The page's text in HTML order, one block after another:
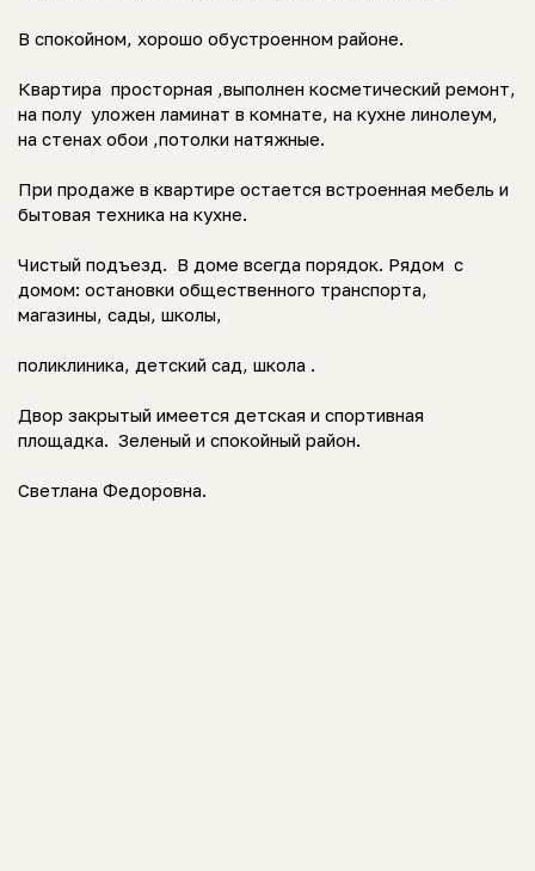
В спокойном, хорошо обустроенном районе.
Квартира просторная ,выполнен косметический ремонт,
на полу уложен ламинат в комнате, на кухне линолеум,
на стенах обои ,потолки натяжные.
При продаже в квартире остается встроенная мебель и
бытовая техника на кухне.
Чистый подъезд. В доме всегда порядок. Рядом с
домом: остановки общественного транспорта,
магазины, сады, школы,
поликлиника, детский сад, школа .
Двор закрытый имеется детская и спортивная
площадка. Зеленый и спокойный район.
Светлана Федоровна.